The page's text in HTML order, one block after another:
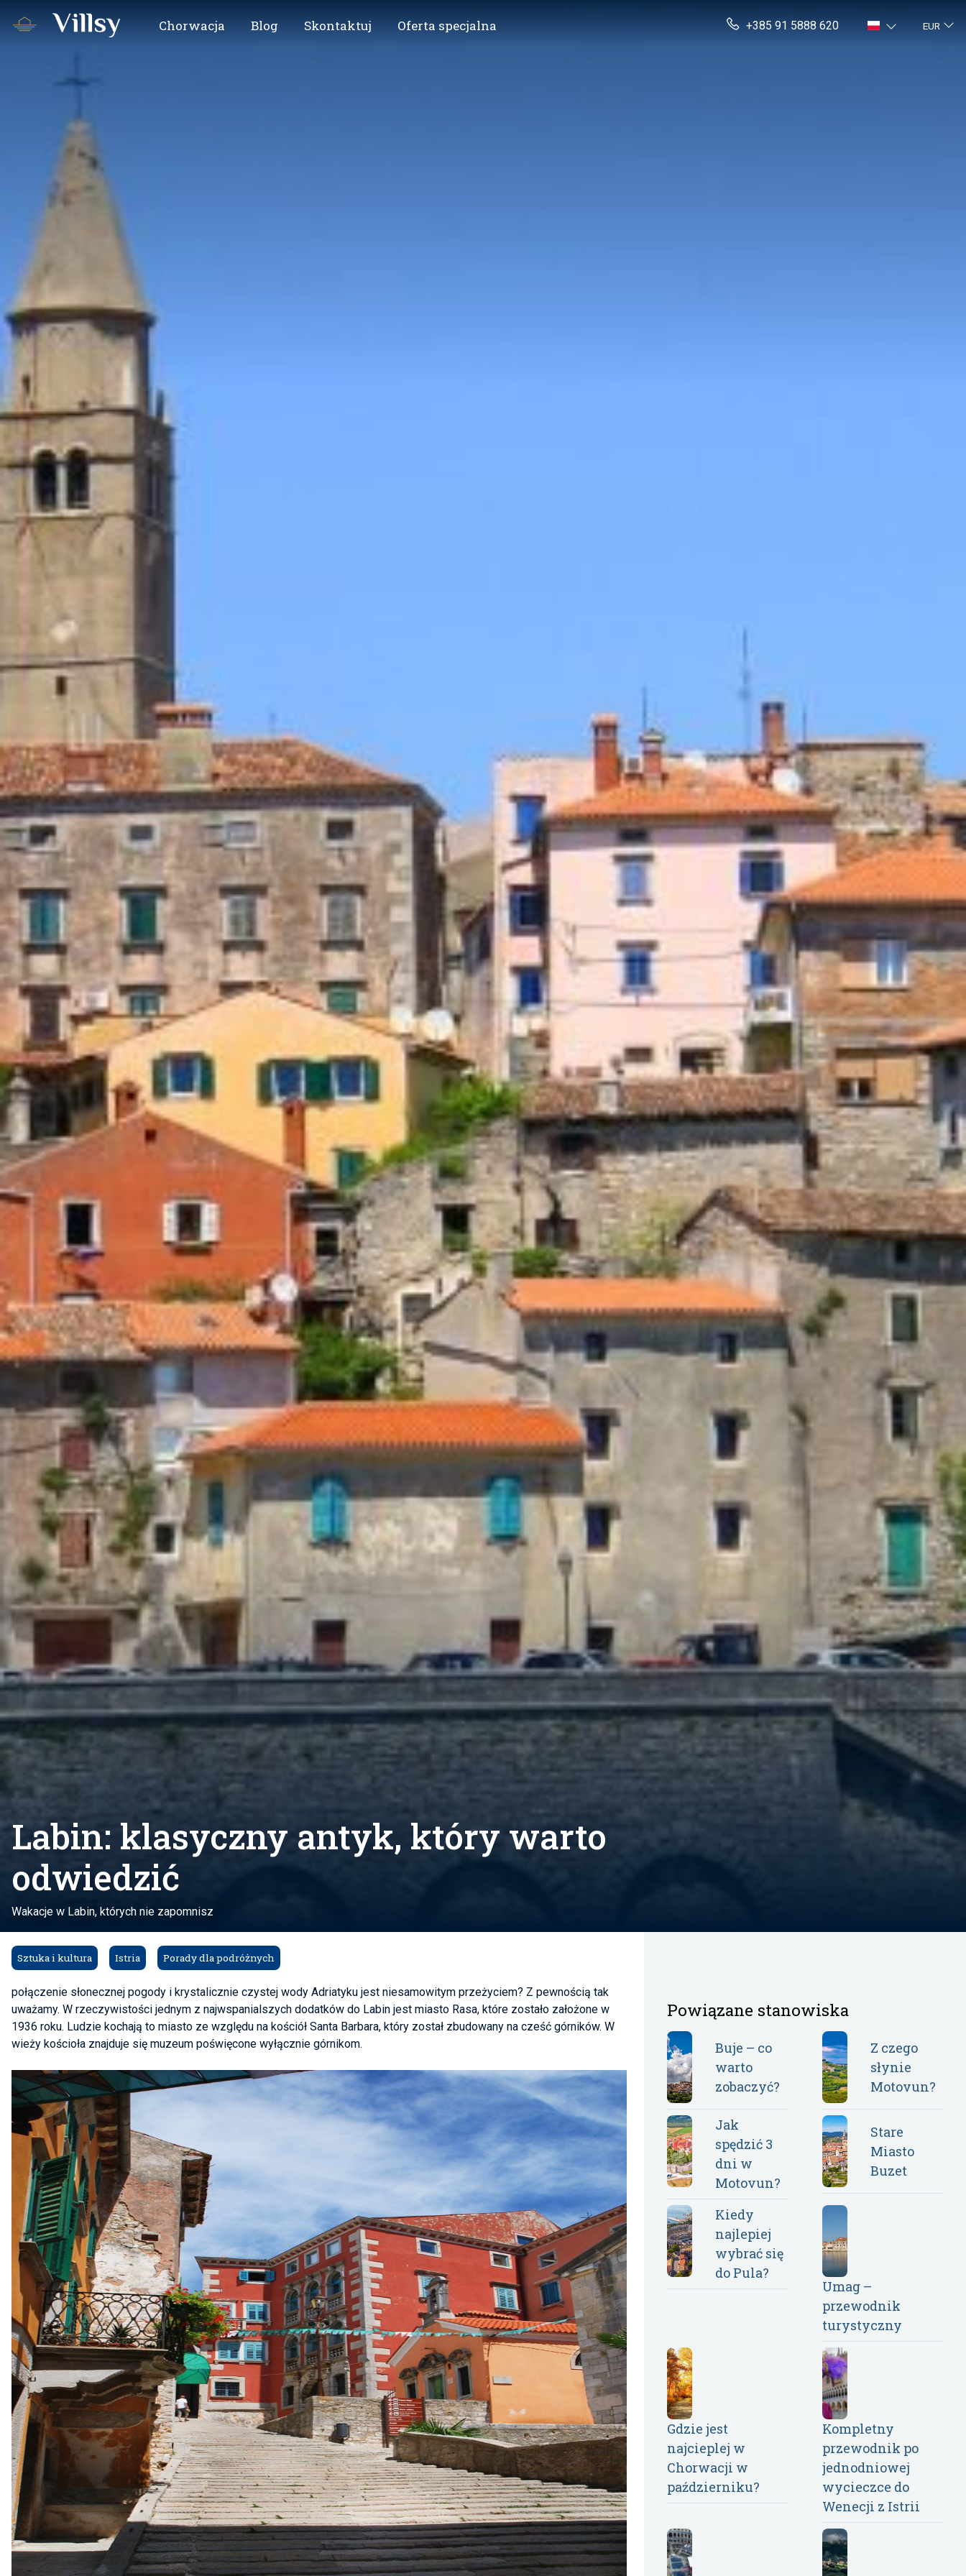
Chorwacja Blog Skontaktuj Oferta specjalna +385 91 5888 620 EUR
Labin: klasyczny antyk, który warto
odwiedzić
Wakacje w Labin, których nie zapomnisz
Sztuka i kultura Istria Porady dla podróżnych
połączenie słonecznej pogody i krystalicznie czystej wody Adriatyku jest niesamowitym przeżyciem? Z pewnością tak
uważamy. W rzeczywistości jednym z najwspanialszych dodatków do Labin jest miasto Rasa, które zostało założone w
1936 roku. Ludzie kochają to miasto ze względu na kościół Santa Barbara, który został zbudowany na cześć górników. W
wieży kościoła znajduje się muzeum poświęcone wyłącznie górnikom.
Powiązane stanowiska
Buje – co
warto
zobaczyć?
Z czego
słynie
Motovun?
Jak
spędzić 3
dni w
Motovun?
Stare
Miasto
Buzet
Kiedy
najlepiej
wybrać się
do Pula?
Umag –
przewodnik
turystyczny
Gdzie jest
najcieplej w
Chorwacji w
październiku?
Kompletny
przewodnik po
jednodniowej
wycieczce do
Wenecji z Istrii